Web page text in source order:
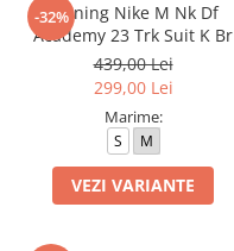
-32%
Trening Nike M Nk Df
Academy 23 Trk Suit K Br
439,00 Lei
299,00 Lei
Marime:
S M
VEZI VARIANTE